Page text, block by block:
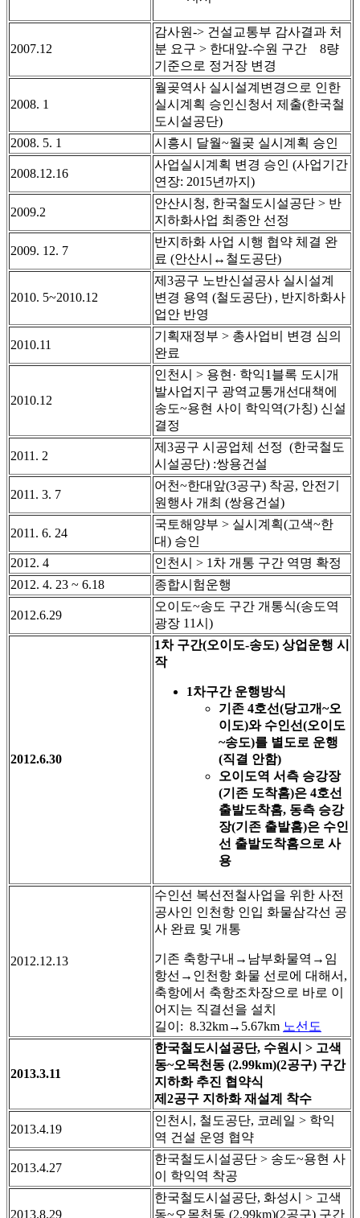
2007.12
감사원-> 건설교통부 감사결과 처
분 요구 > 한대앞-수원 구간 8량
기준으로 정거장 변경
2008. 1
월곶역사 실시설계변경으로 인한
실시계획 승인신청서 제출(한국철
도시설공단)
2008. 5. 1
시흥시 달월~월곶 실시계획 승인
2008.12.16
사업실시계획 변경 승인 (사업기간
연장: 2015년까지)
2009.2
안산시청, 한국철도시설공단 > 반
지하화사업 최종안 선정
2009. 12. 7
반지하화 사업 시행 협약 체결 완
료 (안산시↔철도공단)
2010. 5~2010.12
제3공구 노반신설공사 실시설계
변경 용역 (철도공단) , 반지하화사
업안 반영
2010.11
기획재정부 > 총사업비 변경 심의
완료
2010.12
인천시 > 용현· 학익1블록 도시개
발사업지구 광역교통개선대책에
송도~용현 사이 학익역(가칭) 신설
결정
2011. 2
제3공구 시공업체 선정 (한국철도
시설공단) :쌍용건설
2011. 3. 7
어천~한대앞(3공구) 착공, 안전기
원행사 개최 (쌍용건설)
2011. 6. 24
국토해양부 > 실시계획(고색~한
대) 승인
2012. 4
인천시 > 1차 개통 구간 역명 확정
2012. 4. 23 ~ 6.18
종합시험운행
2012.6.29
오이도~송도 구간 개통식(송도역
광장 11시)
2012.6.30
1차 구간(오이도-송도) 상업운행 시
작
1차구간 운행방식
기존 4호선(당고개~오
이도)와 수인선(오이도
~송도)를 별도로 운행
(직결 안함)
오이도역 서측 승강장
(기존 도착홈)은 4호선
출발도착홈, 동측 승강
장(기존 출발홈)은 수인
선 출발도착홈으로 사
용
2012.12.13
수인선 복선전철사업을 위한 사전
공사인 인천항 인입 화물삼각선 공
사 완료 및 개통
기존 축항구내→남부화물역→임
항선→인천항 화물 선로에 대해서,
축항에서 축항조차장으로 바로 이
어지는 직결선을 설치
길이: 8.32km→5.67km 노선도
2013.3.11
한국철도시설공단, 수원시 > 고색
동~오목천동 (2.99km)(2공구) 구간
지하화 추진 협약식
제2공구 지하화 재설계 착수
2013.4.19
인천시, 철도공단, 코레일 > 학익
역 건설 운영 협약
2013.4.27
한국철도시설공단 > 송도~용현 사
이 학익역 착공
2013.8.29
한국철도시설공단, 화성시 > 고색
동~오목천동 (2.99km)(2공구) 구간